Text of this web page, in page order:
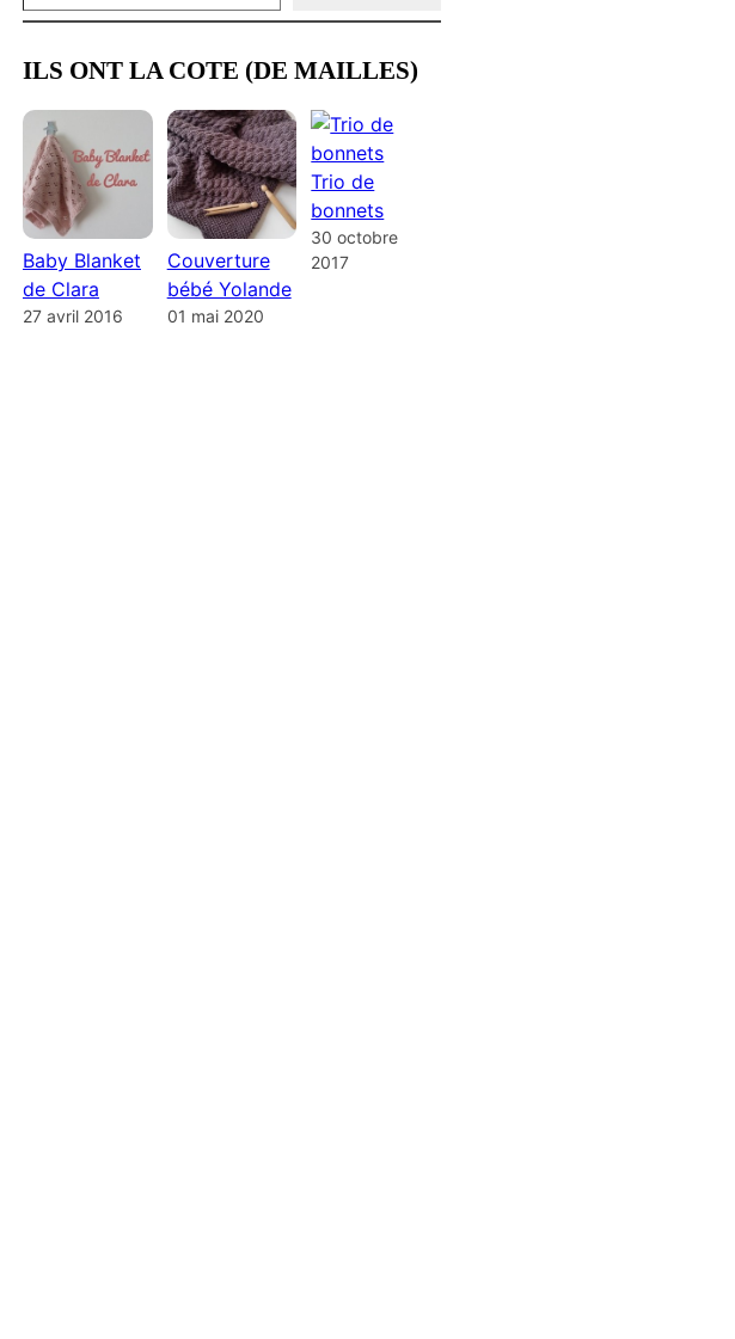
ILS ONT LA COTE (DE MAILLES)
Baby Blanket
de Clara
27 avril 2016
Couverture
bébé Yolande
01 mai 2020
Trio de
bonnets
30 octobre
2017